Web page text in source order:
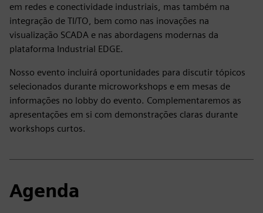
em redes e conectividade industriais, mas também na
integração de TI/TO, bem como nas inovações na
visualização SCADA e nas abordagens modernas da
plataforma Industrial EDGE.
Nosso evento incluirá oportunidades para discutir tópicos
selecionados durante microworkshops e em mesas de
informações no lobby do evento. Complementaremos as
apresentações em si com demonstrações claras durante
workshops curtos.
Agenda